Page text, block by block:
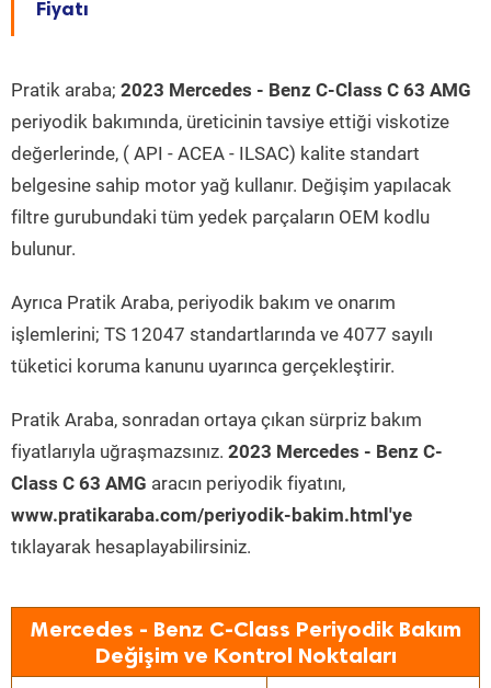
Fiyatı
Pratik araba; 2023 Mercedes - Benz C-Class C 63 AMG
periyodik bakımında, üreticinin tavsiye ettiği viskotize
değerlerinde, ( API - ACEA - ILSAC) kalite standart
belgesine sahip motor yağ kullanır. Değişim yapılacak
filtre gurubundaki tüm yedek parçaların OEM kodlu
bulunur.
Ayrıca Pratik Araba, periyodik bakım ve onarım
işlemlerini; TS 12047 standartlarında ve 4077 sayılı
tüketici koruma kanunu uyarınca gerçekleştirir.
Pratik Araba, sonradan ortaya çıkan sürpriz bakım
fiyatlarıyla uğraşmazsınız. 2023 Mercedes - Benz C-
Class C 63 AMG aracın periyodik fiyatını,
www.pratikaraba.com/periyodik-bakim.html'ye
tıklayarak hesaplayabilirsiniz.
Mercedes - Benz C-Class Periyodik Bakım
Değişim ve Kontrol Noktaları